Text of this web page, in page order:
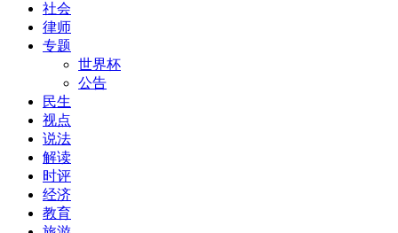
社会
律师
专题
世界杯
公告
民生
视点
说法
解读
时评
经济
教育